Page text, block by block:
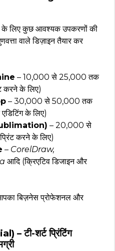
के लिए कुछ आवश्यक उपकरणों की
वाले डिज़ाइन तैयार कर
– ₹10,000 से ₹25,000 तक
करने के लिए)
– ₹30,000 से ₹50,000 तक
के लिए)
– ₹20,000 से
करने के लिए)
– CorelDraw,
आदि (क्रिएटिव डिजाइन और
बिज़नेस प्रोफेशनल और
– टी-शर्ट प्रिंटिंग